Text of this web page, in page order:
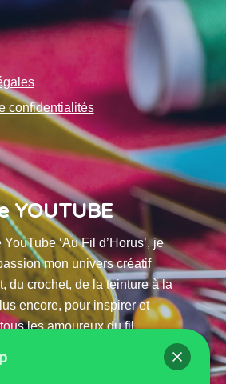
confidentialités
YOUTUBE
‘Au Fil d’Horus’, je
mon univers créatif
du crochet, de la teinture à la
encore, pour inspirer et
les amoureux du fil.